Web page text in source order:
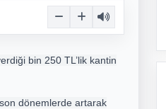
bin 250 TL’lik kantin
dönemlerde artarak